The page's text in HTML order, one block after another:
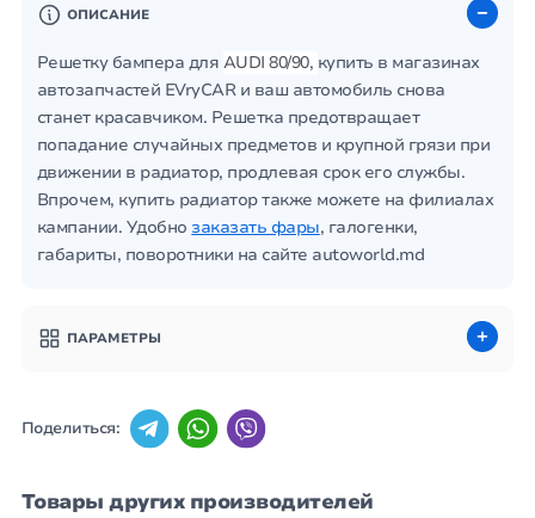
ОПИСАНИЕ
Решетку бампера для AUDI 80/90, купить в магазинах
автозапчастей EVryCAR и ваш автомобиль снова
станет красавчиком. Решетка предотвращает
попадание случайных предметов и крупной грязи при
движении в радиатор, продлевая срок его службы.
Впрочем, купить радиатор также можете на филиалах
кампании. Удобнозаказать фары, галогенки,
габариты, поворотники на сайте autoworld.md
ПАРАМЕТРЫ
Поделиться:
Товары других производителей